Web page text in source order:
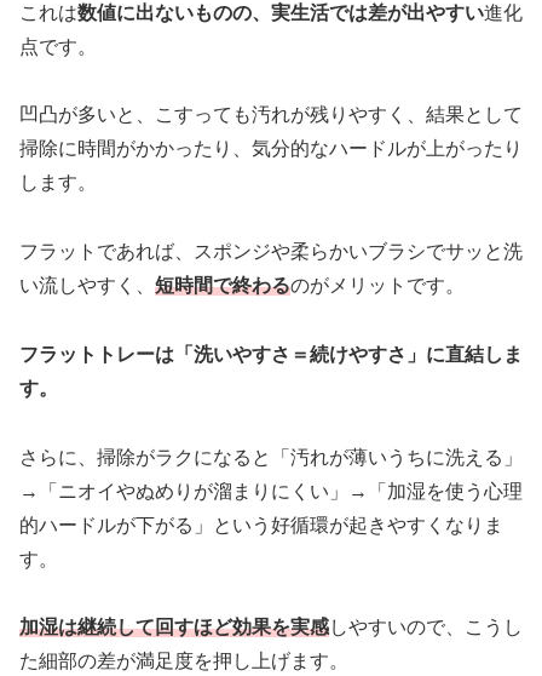
これは数値に出ないものの、実生活では差が出やすい進化
点です。
凹凸が多いと、こすっても汚れが残りやすく、結果として
掃除に時間がかかったり、気分的なハードルが上がったり
します。
フラットであれば、スポンジや柔らかいブラシでサッと洗
い流しやすく、 短時間で終わるのがメリットです。
フラットトレーは「洗いやすさ＝続けやすさ」に直結しま
す。
さらに、掃除がラクになると「汚れが薄いうちに洗える」
→「ニオイやぬめりが溜まりにくい」→「加湿を使う心理
的ハードルが下がる」という好循環が起きやすくなりま
す。
加湿は継続して回すほど効果を実感しやすいので、こうし
た細部の差が満足度を押し上げます。